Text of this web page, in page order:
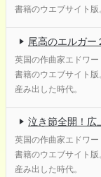
書籍のウエブサイト
尾高のエルガー
英国の作曲家エドワ
書籍のウエブサイト
産み出した時代。
泣き節全開！広
英国の作曲家エドワ
書籍のウエブサイト
産み出した時代。